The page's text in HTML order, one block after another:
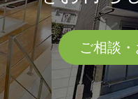
ご相談